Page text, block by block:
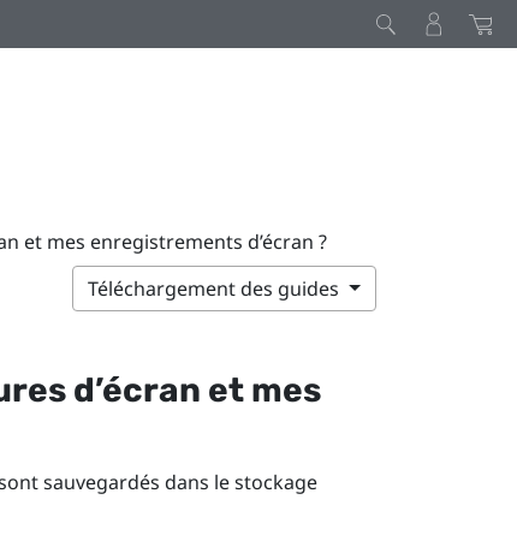
et mes enregistrements d’écran ?
Téléchargement des guides
d’écran et mes
sauvegardés dans le stockage